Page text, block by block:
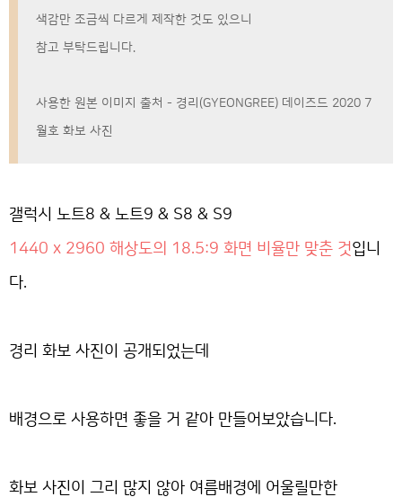
색감만 조금씩 다르게 제작한 것도 있으니
참고 부탁드립니다.
사용한 원본 이미지 출처 - 경리(GYEONGREE) 데이즈드 2020 7
월호 화보 사진
갤럭시 노트8 & 노트9 & S8 & S9
1440 x 2960 해상도의 18.5:9 화면 비율만 맞춘 것입니
다.
경리 화보 사진이 공개되었는데
배경으로 사용하면 좋을 거 같아 만들어보았습니다.
화보 사진이 그리 많지 않아 여름배경에 어울릴만한